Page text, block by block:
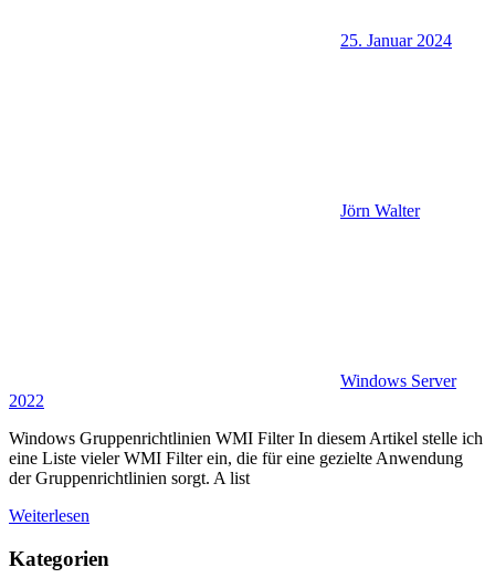
25. Januar 2024
Jörn Walter
Windows Server
2022
Windows Gruppenrichtlinien WMI Filter In diesem Artikel stelle ich
eine Liste vieler WMI Filter ein, die für eine gezielte Anwendung
der Gruppenrichtlinien sorgt. A list
Weiterlesen
Kategorien